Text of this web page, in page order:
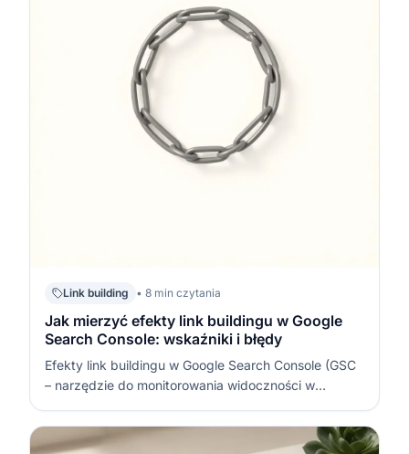
Link building • 8 min czytania
Jak mierzyć efekty link buildingu w Google
Search Console: wskaźniki i błędy
Efekty link buildingu w Google Search Console (GSC
– narzędzie do monitorowania widoczności w
konkretnym URL (Uniform Resource Locator – adres
strony), a nie przez sam fakt, że „pojawiły się linki”.